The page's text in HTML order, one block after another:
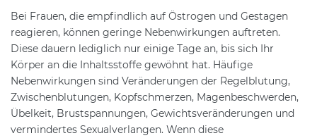
Bei Frauen, die empfindlich auf Östrogen und Gestagen
reagieren, können geringe Nebenwirkungen auftreten.
Diese dauern lediglich nur einige Tage an, bis sich Ihr
Körper an die Inhaltsstoffe gewöhnt hat. Häufige
Nebenwirkungen sind Veränderungen der Regelblutung,
Zwischenblutungen, Kopfschmerzen, Magenbeschwerden,
Übelkeit, Brustspannungen, Gewichtsveränderungen und
vermindertes Sexualverlangen. Wenn diese